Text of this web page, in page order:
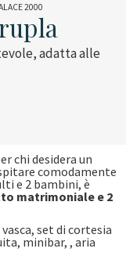
2000
adatta alle
chi desidera un
comodamente
e 2 bambini, è
matrimoniale e 2
set di cortesia
minibar, , aria